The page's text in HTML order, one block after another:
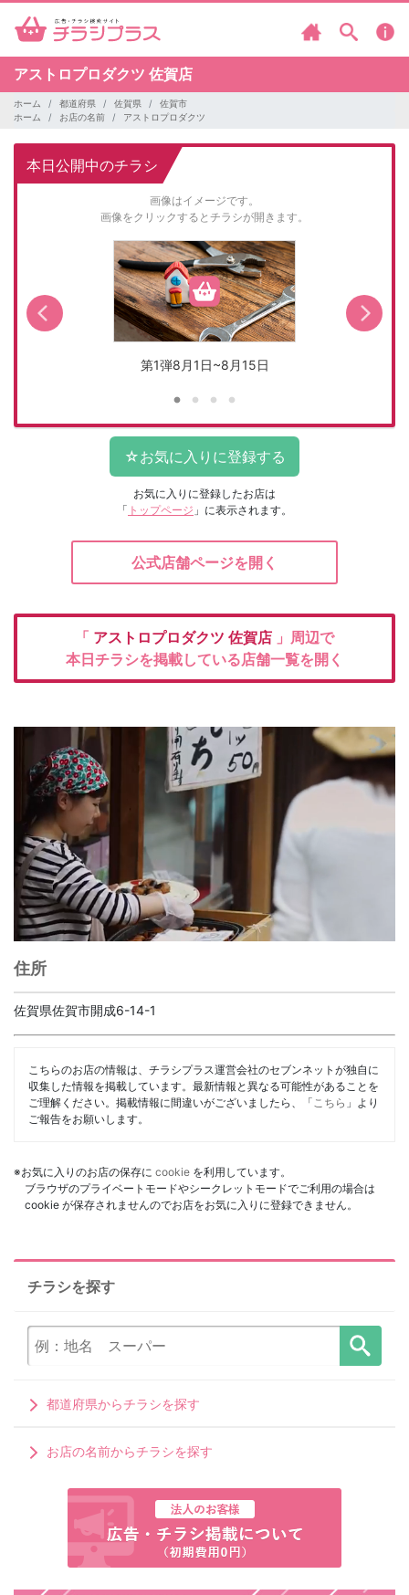
アストロプロダクツ 佐賀店
ホーム 都道府県 佐賀県
佐賀市
ホーム
お店の名前 アストロプロダクツ
本日公開中のチラシ
画像はイメージです。
画像をクリックするとチラシが開きます。
第1弾8月1日~8月15日
お気に入りに登録したお店は
「 トップページ 」に表示されます。
公式店舗ページを開く
「 アストロプロダクツ 佐賀店 」周辺で
本日チラシを掲載している店舗一覧を開く
住所
佐賀県佐賀市開成6-14-1
こちらのお店の情報は、チラシプラス運営会社のセブンネットが独自に
収集した情報を掲載しています。最新情報と異なる可能性があることを
ご理解ください。掲載情報に間違いがございましたら、「 こちら 」より
ご報告をお願いします。
※お気に入りのお店の保存に cookie を利用しています。
ブラウザのプライベートモードやシークレットモードでご利用の場合は
cookie が保存されませんのでお店をお気に入りに登録できません。
チラシを探す
都道府県からチラシを探す
お店の名前からチラシを探す